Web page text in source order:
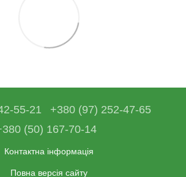
55-21
+380 (97) 252-47-65
(50) 167-70-14
Контактна інформація
Повна версія сайту